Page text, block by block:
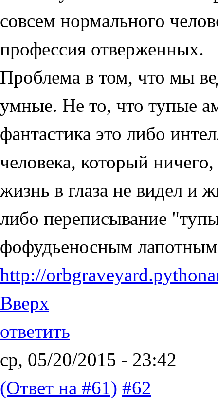
совсем нормального
профессия отверженных.
Проблема в том, что мы
умные. Не то, что тупые
фантастика это либо
человека, который
жизнь в глаза не видел и
либо переписывание
фофудьеносным
http://
Вверх
ответить
ср, 05/20/2015 - 23:42
(Ответ на #61) #62